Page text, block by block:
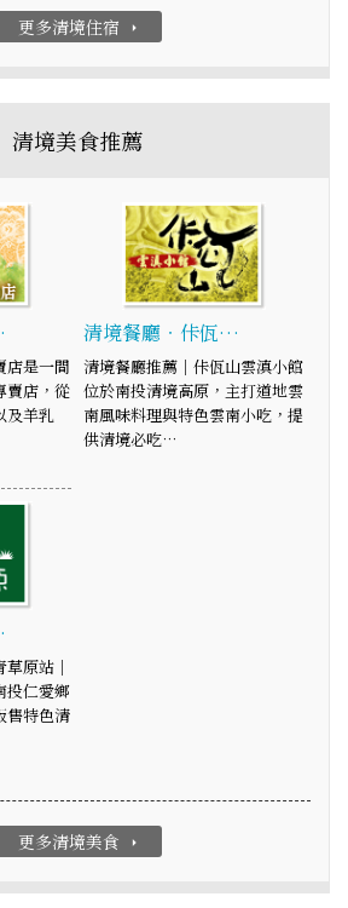
更多清境住宿 arrow_right
清境美食推薦
店是一間
賣店，從
及羊乳
清境餐廳‧佧佤…
清境餐廳推薦｜佧佤山雲滇小館
位於南投清境高原，主打道地雲
南風味料理與特色雲南小吃，提
供清境必吃…
原站│
投仁愛鄉
售特色清
更多清境美食 arrow_right